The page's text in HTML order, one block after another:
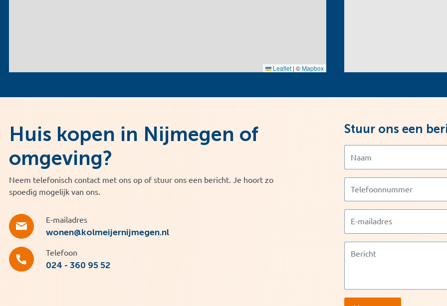
Leaflet | ©Mapbox
Huis kopen in Nijmegen of
omgeving?
Neem telefonisch contact met ons op of stuur ons een bericht. Je hoort zo
spoedig mogelijk van ons.
E-mailadres
wonen@kolmeijernijmegen.nl
Telefoon
024 - 360 95 52
Stuur ons een